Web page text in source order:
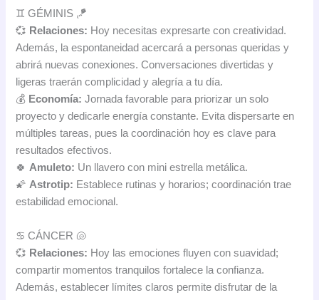
♊ GÉMINIS 🪁
💞 Relaciones: Hoy necesitas expresarte con creatividad.
Además, la espontaneidad acercará a personas queridas y
abrirá nuevas conexiones. Conversaciones divertidas y
ligeras traerán complicidad y alegría a tu día.
💰 Economía: Jornada favorable para priorizar un solo
proyecto y dedicarle energía constante. Evita dispersarte en
múltiples tareas, pues la coordinación hoy es clave para
resultados efectivos.
🍀Amuleto: Un llavero con mini estrella metálica.
🌠Astrotip: Establece rutinas y horarios; coordinación trae
estabilidad emocional.
♋ CÁNCER 🐚
💞 Relaciones: Hoy las emociones fluyen con suavidad;
compartir momentos tranquilos fortalece la confianza.
Además, establecer límites claros permite disfrutar de la